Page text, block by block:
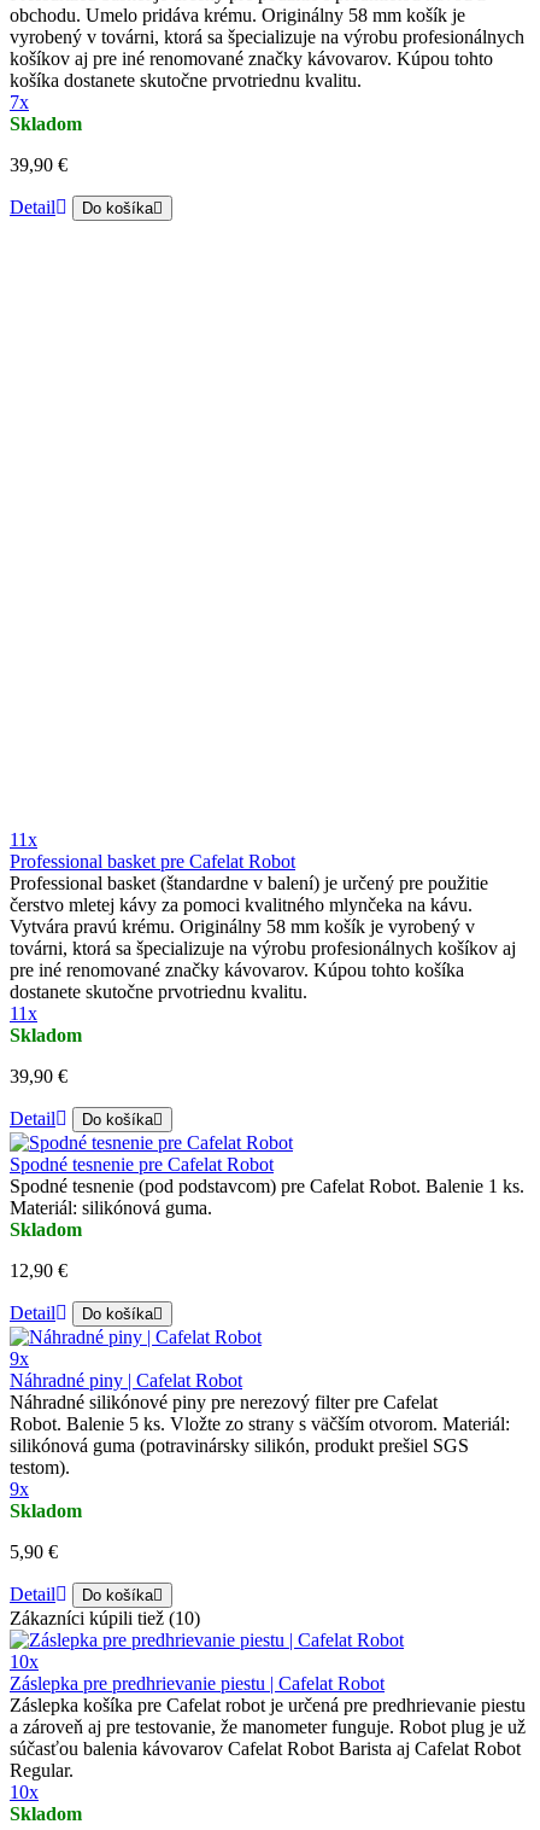
obchodu. Umelo pridáva krému. Originálny 58 mm košík je
vyrobený v továrni, ktorá sa špecializuje na výrobu profesionálnych
košíkov aj pre iné renomované značky kávovarov. Kúpou tohto
košíka dostanete skutočne prvotriednu kvalitu.
7x
Skladom
39,90 €
Detail Do košíka
11x
Professional basket pre Cafelat Robot
Professional basket (štandardne v balení) je určený pre použitie
čerstvo mletej kávy za pomoci kvalitného mlynčeka na kávu.
Vytvára pravú krému. Originálny 58 mm košík je vyrobený v
továrni, ktorá sa špecializuje na výrobu profesionálnych košíkov aj
pre iné renomované značky kávovarov. Kúpou tohto košíka
dostanete skutočne prvotriednu kvalitu.
11x
Skladom
39,90 €
Detail Do košíka
Spodné tesnenie pre Cafelat Robot
Spodné tesnenie (pod podstavcom) pre Cafelat Robot. Balenie 1 ks.
Materiál: silikónová guma.
Skladom
12,90 €
Detail Do košíka
9x
Náhradné piny | Cafelat Robot
Náhradné silikónové piny pre nerezový filter pre Cafelat
Robot. Balenie 5 ks. Vložte zo strany s väčším otvorom. Materiál:
silikónová guma (potravinársky silikón, produkt prešiel SGS
testom).
9x
Skladom
5,90 €
Detail Do košíka
Zákazníci kúpili tiež (10)
10x
Záslepka pre predhrievanie piestu | Cafelat Robot
Záslepka košíka pre Cafelat robot je určená pre predhrievanie piestu
a zároveň aj pre testovanie, že manometer funguje. Robot plug je už
súčasťou balenia kávovarov Cafelat Robot Barista aj Cafelat Robot
Regular.
10x
Skladom